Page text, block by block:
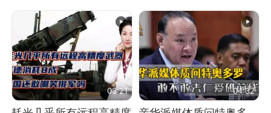
03:21 04:32